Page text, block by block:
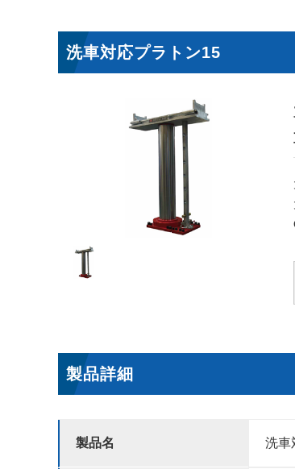
洗車対応プラトン15
製品詳細
製品名 洗車